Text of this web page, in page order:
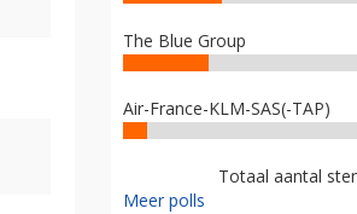
The Blue Group
Air-France-KLM-SAS(-TAP)
Totaal aantal
Meer polls